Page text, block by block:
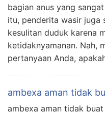
bagian anus yang
itu, penderita wasir juga
kesulitan duduk karena
ketidaknyamanan. Nah,
pertanyaan Anda,
ambexa aman tidak
ambexa aman tidak